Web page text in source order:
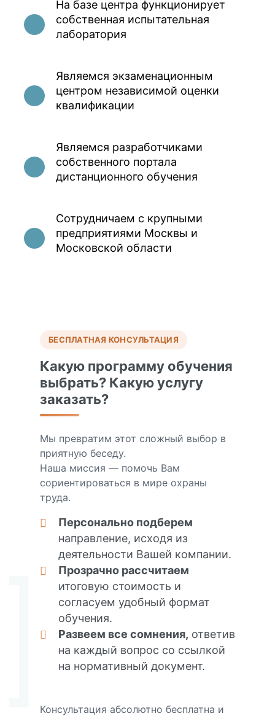
На базе центра функционирует
собственная испытательная
лаборатория
Являемся экзаменационным
центром независимой оценки
квалификации
Являемся разработчиками
собственного портала
дистанционного обучения
Сотрудничаем с крупными
предприятиями Москвы и
Московской области
БЕСПЛАТНАЯ КОНСУЛЬТАЦИЯ
Какую программу обучения
выбрать? Какую услугу
заказать?
Мы превратим этот сложный выбор в
приятную беседу.
Наша миссия — помочь Вам
сориентироваться в мире охраны
труда.
Персонально подберем
направление, исходя из
деятельности Вашей компании.
Прозрачно рассчитаем
итоговую стоимость и
согласуем удобный формат
обучения.
Развеем все сомнения, ответив
на каждый вопрос со ссылкой
на нормативный документ.
Консультация абсолютно бесплатна и